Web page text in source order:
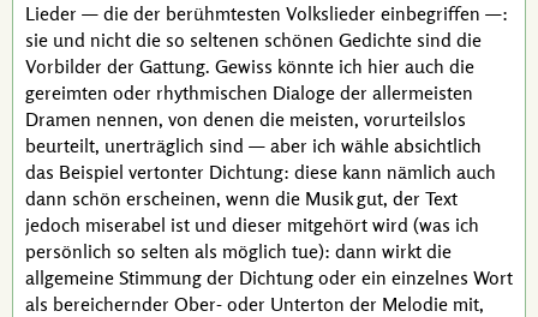
Lieder — die der berühmtesten Volkslieder einbegriffen —:
sie und nicht die so seltenen schönen Gedichte sind die
Vorbilder der Gattung. Gewiss könnte ich hier auch die
gereimten oder rhythmischen Dialoge der allermeisten
Dramen nennen, von denen die meisten, vorurteilslos
beurteilt, unerträglich sind — aber ich wähle absichtlich
das Beispiel vertonter Dichtung: diese kann nämlich auch
dann schön erscheinen, wenn die Musik gut, der Text
jedoch miserabel ist und dieser mitgehört wird (was ich
persönlich so selten als möglich tue): dann wirkt die
allgemeine Stimmung der Dichtung oder ein einzelnes Wort
als bereichernder Ober- oder Unterton der Melodie mit,